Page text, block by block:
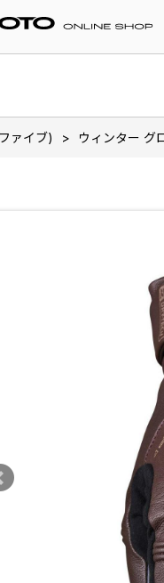
ァイブ) > ウィンター グ